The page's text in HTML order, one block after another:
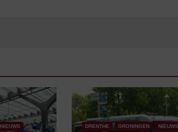
NIEUWS DRENTHE GRONINGEN NIEUWS